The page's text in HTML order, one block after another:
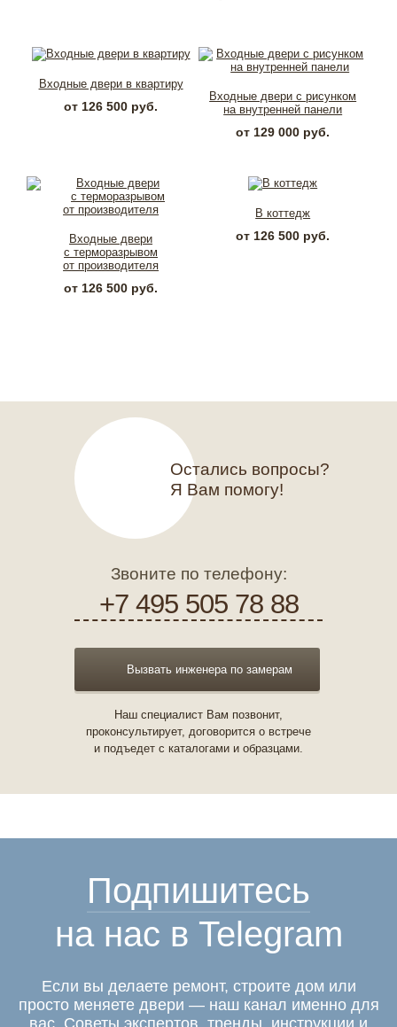
Входные двери в квартиру
от 126 500 руб.
Входные двери с рисунком
на внутренней панели
от 129 000 руб.
Входные двери
с терморазрывом
от производителя
от 126 500 руб.
В коттедж
от 126 500 руб.
Остались вопросы?
Я Вам помогу!
Звоните по телефону:
+7 495 505 78 88
Вызвать инженера по замерам
Наш специалист Вам позвонит,
проконсультирует, договорится о встрече
и подъедет с каталогами и образцами.
Подпишитесь
на нас в Telegram
Если вы делаете ремонт, строите дом или
просто меняете двери — наш канал именно для